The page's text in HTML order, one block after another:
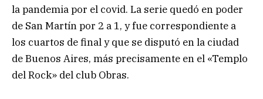
la pandemia por el covid. La serie quedó en poder
de San Martín por 2 a 1, y fue correspondiente a
los cuartos de final y que se disputó en la ciudad
de Buenos Aires, más precisamente en el «Templo
del Rock» del club Obras.